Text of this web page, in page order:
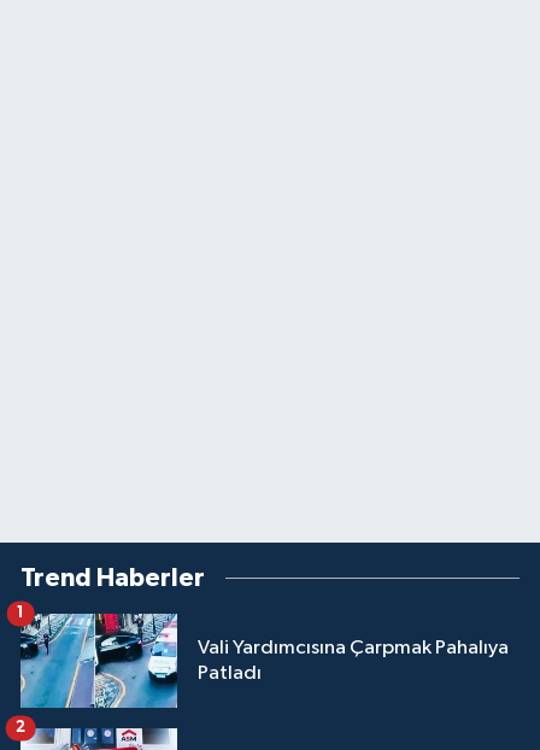
Trend Haberler
Vali Yardımcısına Çarpmak Pahalıya
Patladı
1
2